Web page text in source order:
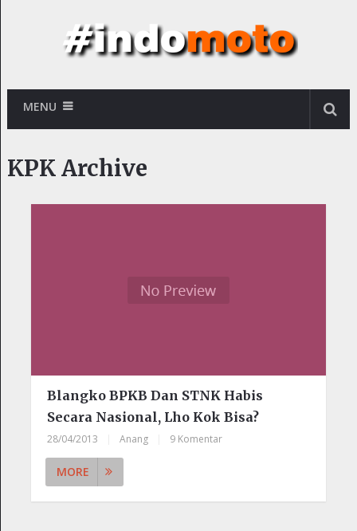
MENU
KPK Archive
Blangko BPKB Dan STNK Habis
Secara Nasional, Lho Kok Bisa?
28/04/2013 Anang 9 Komentar
MORE